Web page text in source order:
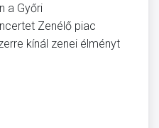
a Győri
Zenélő piac
kínál zenei élményt